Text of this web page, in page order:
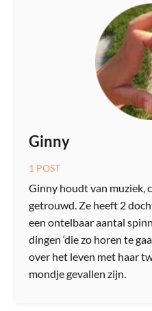
Ginny
1 POST
Ginny houdt van muziek,
getrouwd. Ze heeft 2
een ontelbaar aantal
dingen ‘die zo horen te
over het leven met haar
mondje gevallen zijn.